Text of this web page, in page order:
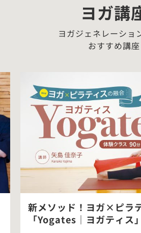
ヨガ講
ヨガジェネレーショ
おすすめ講座
新メソッド！ヨガ×ピラ
「Yogates｜ヨガティス